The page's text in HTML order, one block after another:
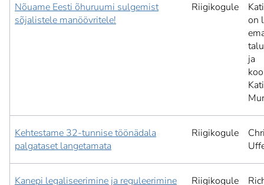
Nõuame Eesti õhuruumi sulgemist
sõjalistele manöövritele!
Riigikogule
on
ja
Kehtestame 32-tunnise töönädala
palgataset langetamata
Riigikogule
Kanepi legaliseerimine ja reguleerimine Riigikogule